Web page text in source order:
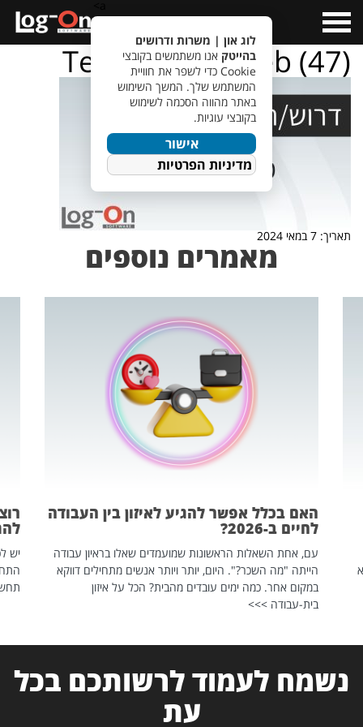
Menu
TempletJobsWeb (47)
תאריך: 7 במאי 2024
מאמרים נוספים
האם בכלל אפשר להגיע לאיזון בין העבודה
לחיים ב-2026?
עם, אחת השאלות הראשונות שמועמדים שאלו בראיון עבודה
הייתה "מה השכר?". היום, יותר ויותר אנשים מתחילים דווקא
במקום אחר. כמה ימים עובדים מהבית? הכל על איזון
בית-עבודה >>>
יש
נשמח לעמוד לרשותכם בכל
עת
לוג און | משרות ודרושים
בהייטק אנו משתמשים בקובצי
Cookie כדי לשפר את חוויית
המשתמש שלך. המשך השימוש
באתר מהווה הסכמה לשימוש
בקובצי עוגיות.
אישור
מדיניות הפרטיות